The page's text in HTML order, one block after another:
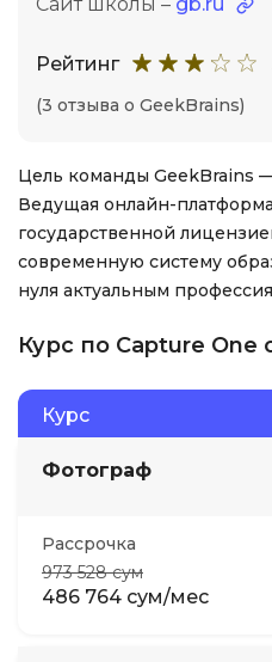
Рейтинг
(3 отзыва о GeekBrains)
Цель команды GeekBrains
Ведущая онлайн-
государственной
современную систему
нуля актуальным
Курс по Capture One
Курс
Фотограф
Рассрочка
973 528 сум
486 764 сум/мес